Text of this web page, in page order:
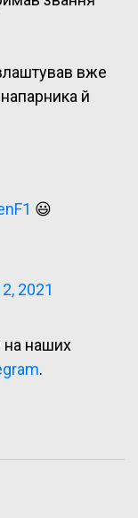
вже
й
😃
2021
на наших
.